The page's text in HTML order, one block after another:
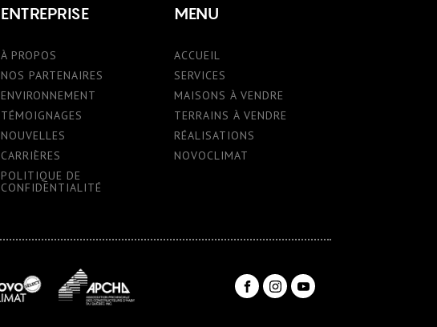
ENTREPRISE
À PROPOS
NOS PARTENAIRES
ENVIRONNEMENT
TÉMOIGNAGES
NOUVELLES
CARRIÈRES
POLITIQUE DE
CONFIDENTIALITÉ
MENU
ACCUEIL
SERVICES
MAISONS À VENDRE
TERRAINS À VENDRE
RÉALISATIONS
NOVOCLIMAT